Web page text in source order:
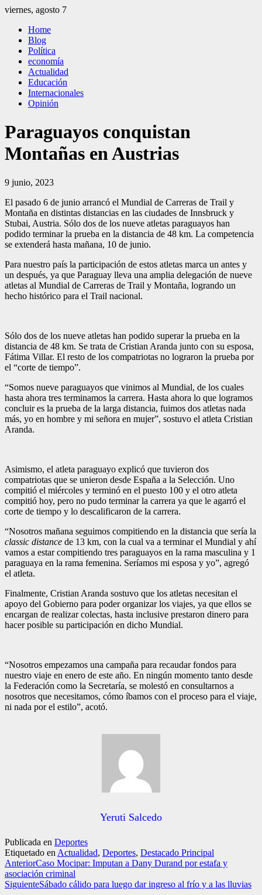
Saltar
contenido
viernes, agosto 7
El Independiente
El independiente Libre y Transparente
Home
Blog
Política
economía
Actualidad
Educación
Internacionales
Opinión
Paraguayos conquistan
Montañas en Austrias
9 junio, 2023
El pasado 6 de junio arrancó el Mundial de Carreras de Trail y
Montaña en distintas distancias en las ciudades de Innsbruck y
Stubai, Austria. Sólo dos de los nueve atletas paraguayos han
podido terminar la prueba en la distancia de 48 km. La competencia
se extenderá hasta mañana, 10 de junio.
Para nuestro país la participación de estos atletas marca un antes y
un después, ya que Paraguay lleva una amplia delegación de nueve
atletas al Mundial de Carreras de Trail y Montaña, logrando un
hecho histórico para el Trail nacional.
Sólo dos de los nueve atletas han podido superar la prueba en la
distancia de 48 km. Se trata de Cristian Aranda junto con su esposa,
Fátima Villar. El resto de los compatriotas no lograron la prueba por
el “corte de tiempo”.
“Somos nueve paraguayos que vinimos al Mundial, de los cuales
hasta ahora tres terminamos la carrera. Hasta ahora lo que logramos
concluir es la prueba de la larga distancia, fuimos dos atletas nada
más, yo en hombre y mi señora en mujer”, sostuvo el atleta Cristian
Aranda.
Asimismo, el atleta paraguayo explicó que tuvieron dos
compatriotas que se unieron desde España a la Selección. Uno
compitió el miércoles y terminó en el puesto 100 y el otro atleta
compitió hoy, pero no pudo terminar la carrera ya que le agarró el
corte de tiempo y lo descalificaron de la carrera.
“Nosotros mañana seguimos compitiendo en la distancia que sería la
classic distance de 13 km, con la cual va a terminar el Mundial y ahí
vamos a estar compitiendo tres paraguayos en la rama masculina y 1
paraguaya en la rama femenina. Seríamos mi esposa y yo”, agregó
el atleta.
Finalmente, Cristian Aranda sostuvo que los atletas necesitan el
apoyo del Gobierno para poder organizar los viajes, ya que ellos se
encargan de realizar colectas, hasta inclusive prestaron dinero para
hacer posible su participación en dicho Mundial.
“Nosotros empezamos una campaña para recaudar fondos para
nuestro viaje en enero de este año. En ningún momento tanto desde
la Federación como la Secretaría, se molestó en consultarnos a
nosotros que necesitamos, cómo íbamos con el proceso para el viaje,
ni nada por el estilo”, acotó.
Yeruti Salcedo
Publicada en Deportes
Etiquetado en Actualidad, Deportes, Destacado Principal
AnteriorCaso Mocipar: Imputan a Dany Durand por estafa y
asociación criminal
SiguienteSábado cálido para luego dar ingreso al frío y a las lluvias